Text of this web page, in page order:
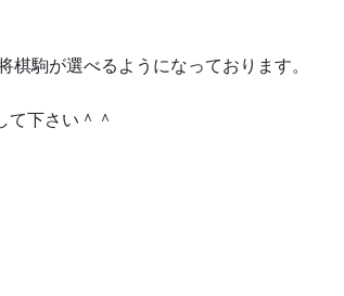
駒が選べるようになっております。
て下さい＾＾